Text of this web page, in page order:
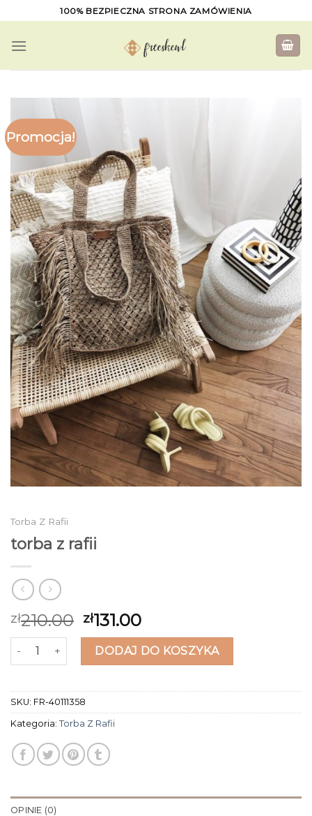
to
content
100% BEZPIECZNA STRONA ZAMÓWIENIA
Promocja!
Torba Z Rafii
torba z rafii
zł210.00 zł131.00
ilość torba z rafii DODAJ DO KOSZYKA
SKU: FR-40111358
Kategoria: Torba Z Rafii
OPINIE (0)